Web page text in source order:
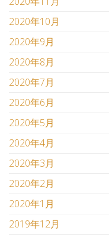
2020年10月
2020年9月
2020年8月
2020年7月
2020年6月
2020年5月
2020年4月
2020年3月
2020年2月
2020年1月
2019年12月